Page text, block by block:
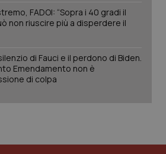
FADOI: “Sopra i 40 gradi il
non riuscire più a disperdere il
di Fauci e il perdono di Biden.
Emendamento non è
di colpa